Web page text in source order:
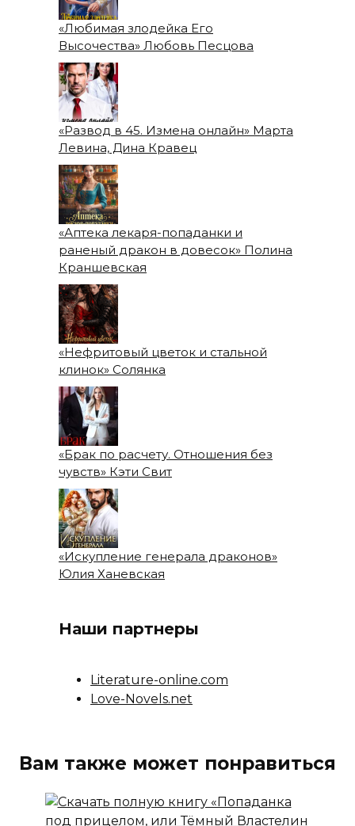
«Любимая злодейка Его
Высочества» Любовь Песцова
«Развод в 45. Измена онлайн» Марта
Левина, Дина Кравец
«Аптека лекаря-попаданки и
раненый дракон в довесок» Полина
Краншевская
«Нефритовый цветок и стальной
клинок» Солянка
«Брак по расчету. Отношения без
чувств» Кэти Свит
«Искупление генерала драконов»
Юлия Ханевская
Наши партнеры
Literature-online.com
Love-Novels.net
Вам также может понравиться